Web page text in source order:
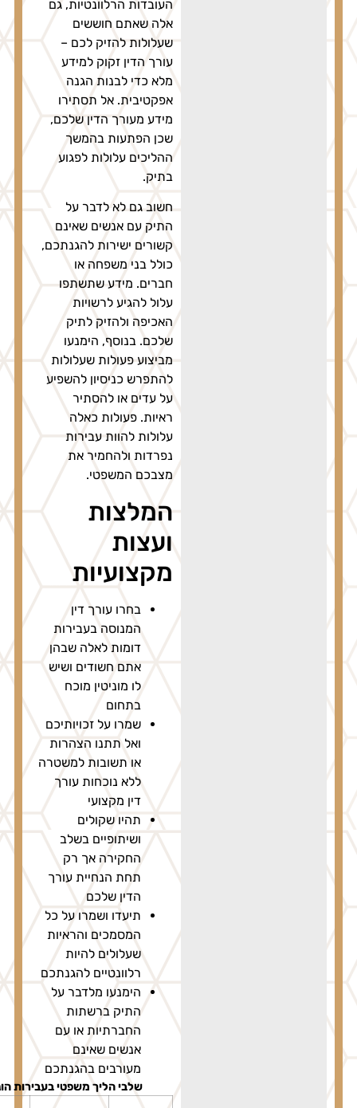
העובדות הרלוונטיות, גם
אלה שאתם חוששים
שעלולות להזיק לכם –
עורך הדין זקוק למידע
מלא כדי לבנות הגנה
אפקטיבית. אל תסתירו
מידע מעורך הדין שלכם,
שכן הפתעות בהמשך
ההליכים עלולות לפגוע
חשוב גם לא לדבר על
התיק עם אנשים שאינם
קשורים ישירות להגנתכם,
כולל בני משפחה או
חברים. מידע שתשתפו
עלול להגיע לרשויות
האכיפה ולהזיק לתיק
שלכם. בנוסף, הימנעו
מביצוע פעולות שעלולות
להתפרש כניסיון להשפיע
על עדים או להסתיר
ראיות. פעולות כאלה
עלולות להוות עבירות
נפרדות ולהחמיר את
מצבכם המשפטי.
המלצות
ועצות
מקצועיות
בחרו עורך דין
המנוסה בעבירות
דומות לאלה שבהן
אתם חשודים ושיש
לו מוניטין מוכח
שמרו על זכויותיכם
ואל תתנו הצהרות
או תשובות למשטרה
ללא נוכחות עורך
דין מקצועי
תהיו שקולים
ושיתופיים בשלב
החקירה אך רק
תחת הנחיית עורך
הדין שלכם
תיעדו ושמרו על כל
המסמכים והראיות
שעלולים להיות
רלוונטיים להגנתכם
הימנעו מלדבר על
התיק ברשתות
החברתיות או עם
אנשים שאינם
מעורבים בהגנתכם
שלבי הליך משפטי בעבירות הונאה